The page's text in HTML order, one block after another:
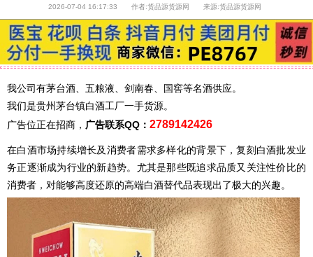
2026-07-04 16:17:33 作者:货品源货源网 来源:货品源货源网
我公司有茅台酒、五粮液、剑南春、国窖等名酒供应。
我们是贵州茅台镇白酒工厂一手货源。
广告位正在招商， 广告联系QQ： 2789142426
在白酒市场持续增长及消费者需求多样化的背景下，复刻 白酒批发业
务正逐渐成为行业的新趋势。尤其是那些既追求品质又关注性价比的
消费者，对能够高度还原的高端白酒替代品表现出了极大的兴趣。